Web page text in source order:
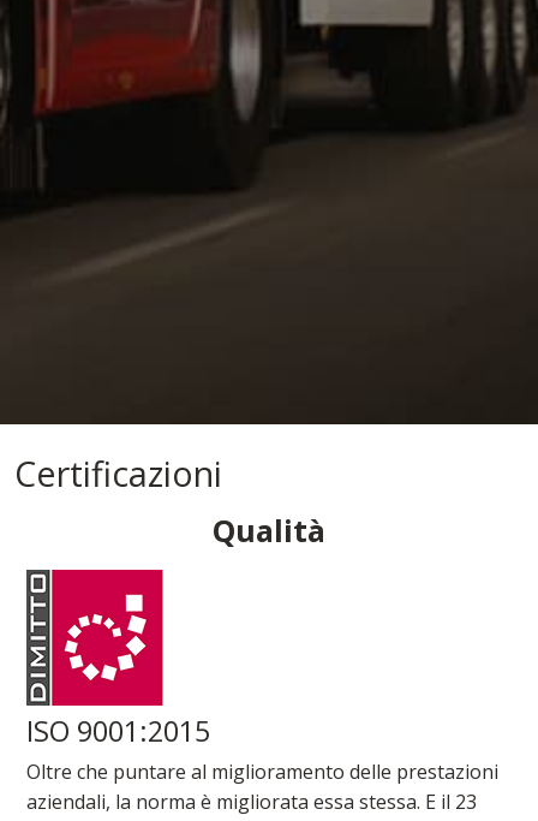
Certificazioni
Qualità
ISO 9001:2015
Oltre che puntare al miglioramento delle prestazioni
aziendali, la norma è migliorata essa stessa. E il 23